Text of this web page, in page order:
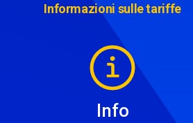
Informazioni sulle tariffe
Info